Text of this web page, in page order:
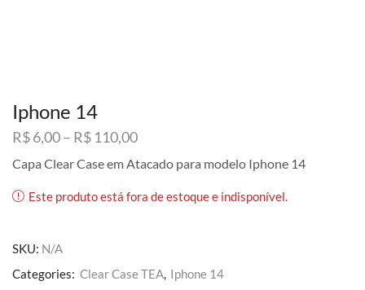
Iphone 14
R$6,00– R$ 110,00Faixa
preço:
através
Capa Clear Case em Atacado para modelo Iphone 14
Este produto está fora de estoque e indisponível.
SKU: N/A
Categories: Clear Case TEA, Iphone 14